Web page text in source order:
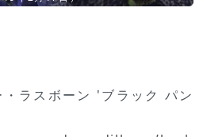
ラスボーン 'ブラック パン